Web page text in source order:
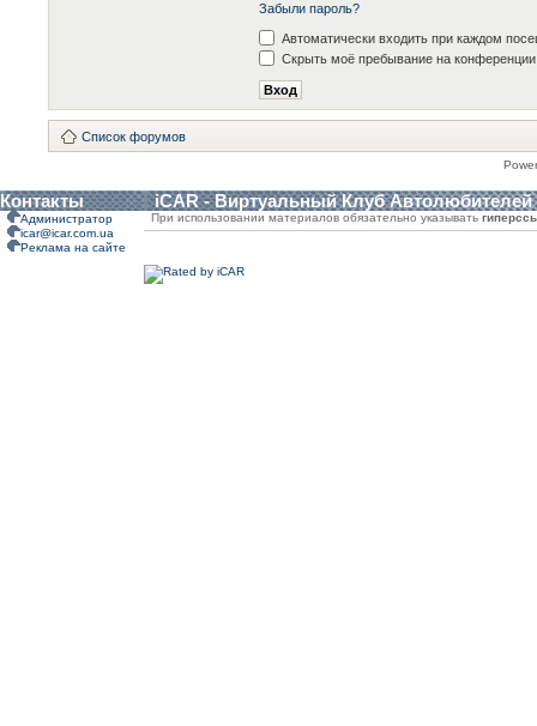
Забыли пароль?
Автоматически входить при каждом
Скрыть моё пребывание на конференции
Список форумов
Контакты iCAR - Виртуальный Клуб Автолюбителей
Администратор
icar@icar.com.ua
Реклама на сайте
При использовании материалов обязательно указывать